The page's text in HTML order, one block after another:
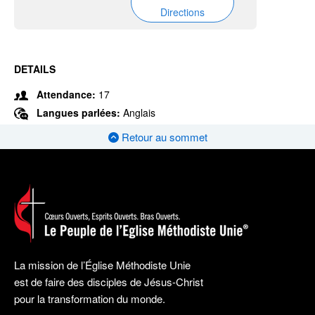
Directions
DETAILS
Attendance: 17
Langues parlées: Anglais
Retour au sommet
La mission de l’Église Méthodiste Unie
est de faire des disciples de Jésus-Christ
pour la transformation du monde.